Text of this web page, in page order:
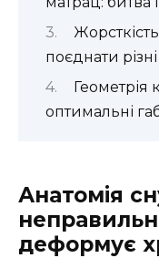
поєднати різні
оптимальні
Анатомія
деформує